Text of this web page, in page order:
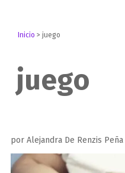
Inicio >juego
juego
por Alejandra De Renzis Peña